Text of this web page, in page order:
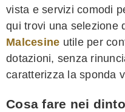
vista e servizi comodi
qui trovi una selezione
Malcesine utile per
dotazioni, senza
caratterizza la sponda
Cosa fare nei